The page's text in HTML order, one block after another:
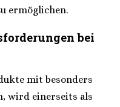
ermöglichen.
bei
mit besonders
wird einerseits als